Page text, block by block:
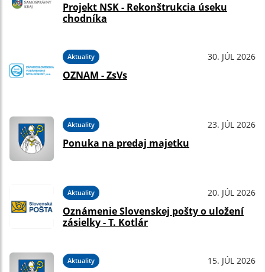
Projekt NSK - Rekonštrukcia úseku
chodníka
Aktuality 30. JÚL 2026
OZNAM - ZsVs
Aktuality 23. JÚL 2026
Ponuka na predaj majetku
Aktuality 20. JÚL 2026
Oznámenie Slovenskej pošty o uložení
zásielky - T. Kotlár
Aktuality 15. JÚL 2026